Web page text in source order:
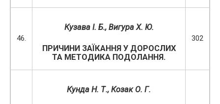
46.
Кузава І. Б., Вигура Х. Ю.
ПРИЧИНИ ЗАЇКАННЯ У ДОРОСЛИХ
ТА МЕТОДИКА ПОДОЛАННЯ.
302
Кунда Н. Т., Козак О. Г.